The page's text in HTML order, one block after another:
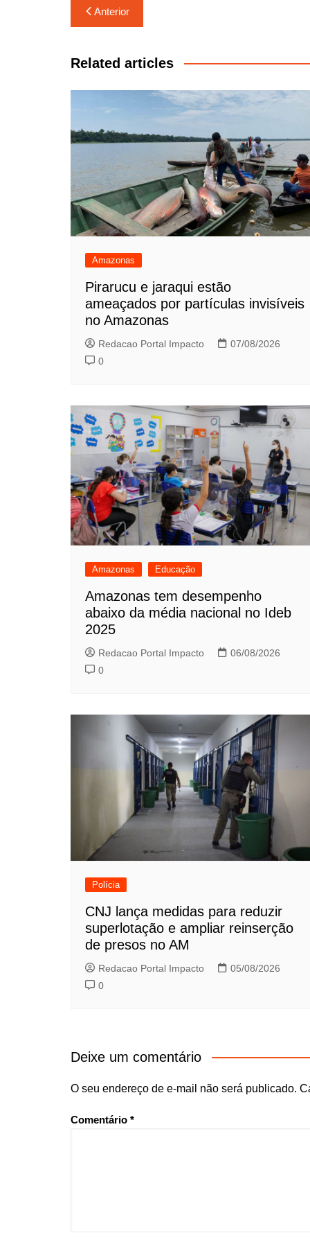
Navegação
de
Post
Anterior
Related articles
Amazonas
Pirarucu e jaraqui estão
ameaçados por partículas invisíveis
no Amazonas
Redacao Portal Impacto
07/08/2026
0
Amazonas Educação
Amazonas tem desempenho
abaixo da média nacional no Ideb
2025
Redacao Portal Impacto
06/08/2026
0
Polícia
CNJ lança medidas para reduzir
superlotação e ampliar reinserção
de presos no AM
Redacao Portal Impacto
05/08/2026
0
Deixe um comentário
O seu endereço de e-mail não será publicado.
Comentário *